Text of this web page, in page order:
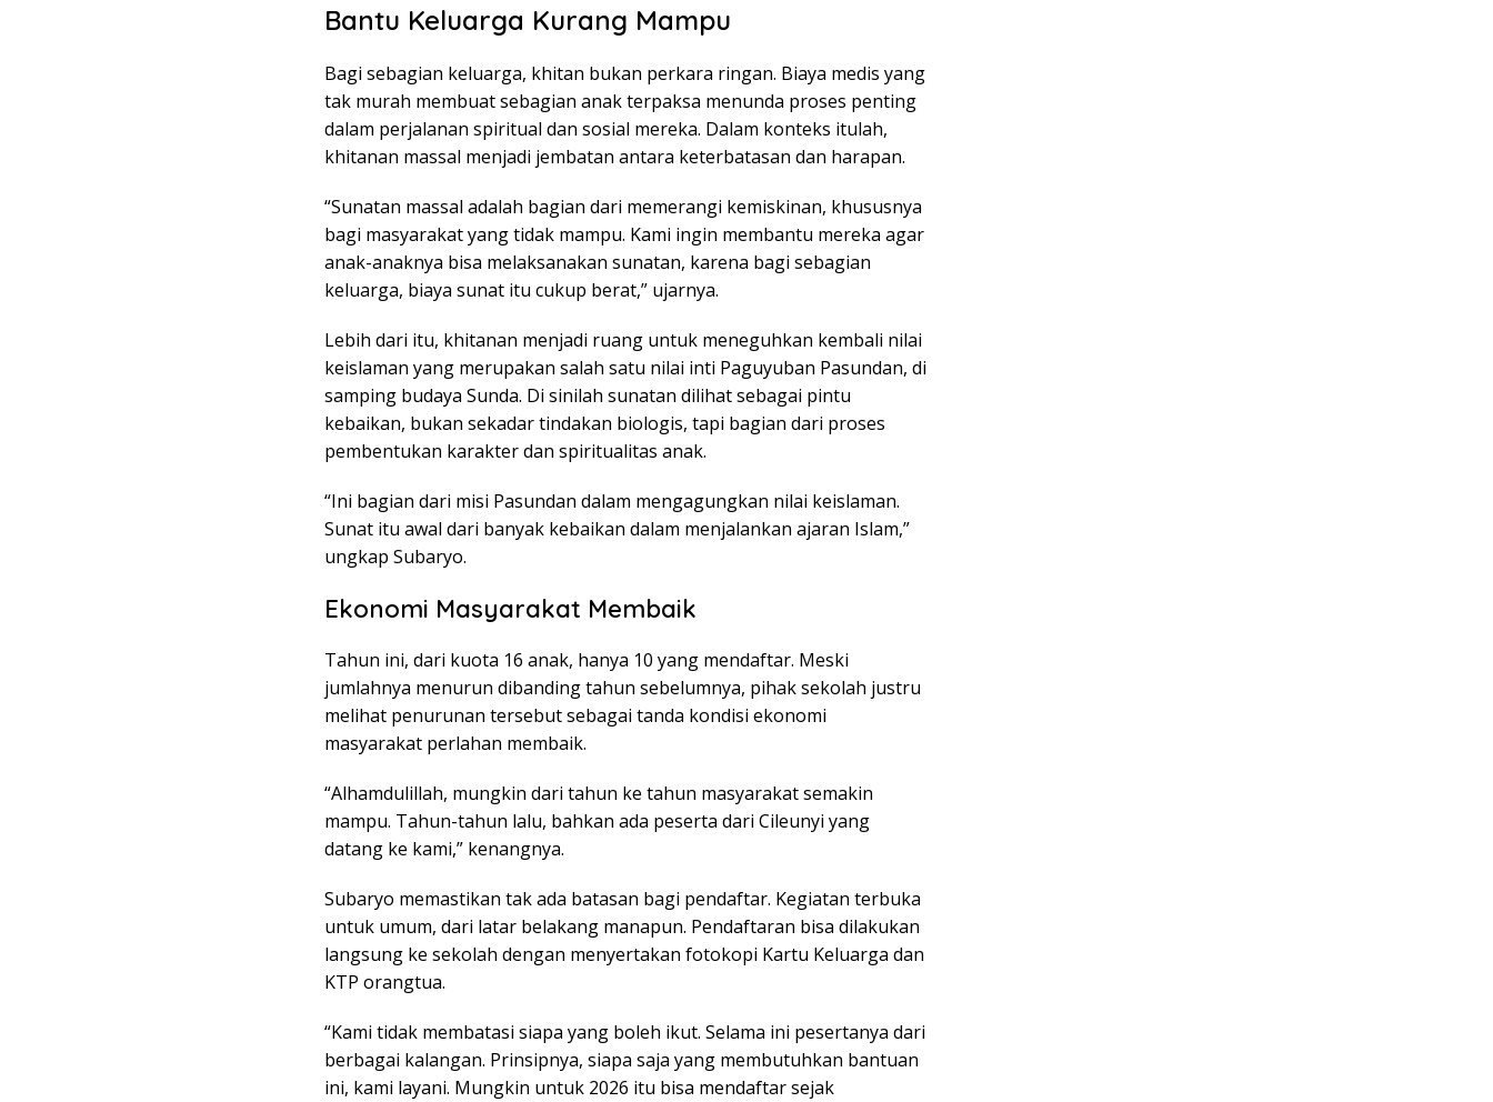
Bantu Keluarga Kurang Mampu
Bagi sebagian keluarga, khitan bukan perkara ringan. Biaya medis yang
tak murah membuat sebagian anak terpaksa menunda proses penting
dalam perjalanan spiritual dan sosial mereka. Dalam konteks itulah,
khitanan massal menjadi jembatan antara keterbatasan dan harapan.
“Sunatan massal adalah bagian dari memerangi kemiskinan, khususnya
bagi masyarakat yang tidak mampu. Kami ingin membantu mereka agar
anak-anaknya bisa melaksanakan sunatan, karena bagi sebagian
keluarga, biaya sunat itu cukup berat,” ujarnya.
Lebih dari itu, khitanan menjadi ruang untuk meneguhkan kembali nilai
keislaman yang merupakan salah satu nilai inti Paguyuban Pasundan, di
samping budaya Sunda. Di sinilah sunatan dilihat sebagai pintu
kebaikan, bukan sekadar tindakan biologis, tapi bagian dari proses
pembentukan karakter dan spiritualitas anak.
“Ini bagian dari misi Pasundan dalam mengagungkan nilai keislaman.
Sunat itu awal dari banyak kebaikan dalam menjalankan ajaran Islam,”
ungkap Subaryo.
Ekonomi Masyarakat Membaik
Tahun ini, dari kuota 16 anak, hanya 10 yang mendaftar. Meski
jumlahnya menurun dibanding tahun sebelumnya, pihak sekolah justru
melihat penurunan tersebut sebagai tanda kondisi ekonomi
masyarakat perlahan membaik.
“Alhamdulillah, mungkin dari tahun ke tahun masyarakat semakin
mampu. Tahun-tahun lalu, bahkan ada peserta dari Cileunyi yang
datang ke kami,” kenangnya.
Subaryo memastikan tak ada batasan bagi pendaftar. Kegiatan terbuka
untuk umum, dari latar belakang manapun. Pendaftaran bisa dilakukan
langsung ke sekolah dengan menyertakan fotokopi Kartu Keluarga dan
KTP orangtua.
“Kami tidak membatasi siapa yang boleh ikut. Selama ini pesertanya dari
berbagai kalangan. Prinsipnya, siapa saja yang membutuhkan bantuan
ini, kami layani. Mungkin untuk 2026 itu bisa mendaftar sejak